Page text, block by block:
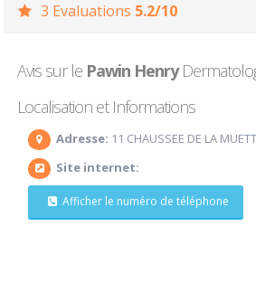
3 Evaluations 5.2/10
Avis sur le Pawin Henry
Localisation et Informations
Adresse: 11 CHAUSSEE DE LA
Site internet:
Afficher le numéro de téléphone